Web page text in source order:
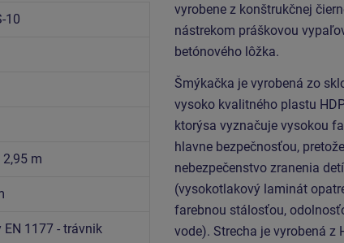
10
2,95 m
1177 - trávnik
vyrobene z konštrukčnej
nástrekom práškovou
betónového lôžka.
Šmýkačka je vyrobená zo
vysoko kvalitného plastu
ktorýsa vyznačuje vysokou
hlavne bezpečnosťou,
nebezpečenstvo zranenia
(vysokotlakový laminát
farebnou stálosťou,
vode). Strecha je vyrobená z